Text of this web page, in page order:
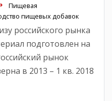
Пищевая
пищевых добавок
российского рынка
подготовлен на
рынок
в 2013 – 1 кв. 2018